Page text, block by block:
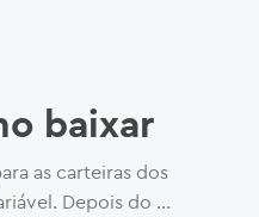
baixar
as carteiras dos
Depois do …